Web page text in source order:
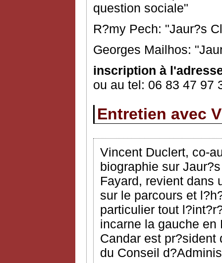
question sociale"
R?my Pech: "Jaur?s
Georges Mailhos:
inscription à
ou au tel: 06 83 47 97
Entretien avec
Vincent Duclert, co-
biographie sur
Fayard, revient dans
sur le parcours et
particulier tout
incarne la gauche
Candar est pr?sident
du Conseil